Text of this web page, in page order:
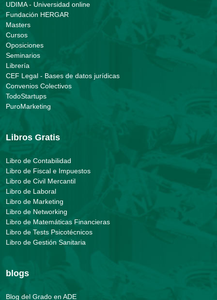
UDIMA - Universidad online
Fundación HERGAR
Masters
Cursos
Oposiciones
Seminarios
Librería
CEF Legal - Bases de datos jurídicas
Convenios Colectivos
TodoStartups
PuroMarketing
Libros Gratis
Libro de Contabilidad
Libro de Fiscal e Impuestos
Libro de Civil Mercantil
Libro de Laboral
Libro de Marketing
Libro de Networking
Libro de Matemáticas Financieras
Libro de Tests Psicotécnicos
Libro de Gestión Sanitaria
blogs
Blog del Grado en ADE